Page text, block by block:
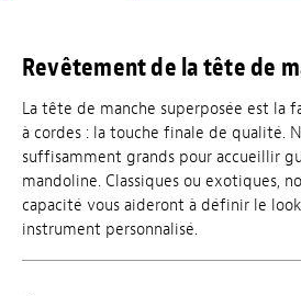
Revêtement de la tête de
La tête de manche superposée est la
à cordes : la touche finale de qualité.
suffisamment grands pour accueillir
mandoline. Classiques ou exotiques,
capacité vous aideront à définir le
instrument personnalisé.